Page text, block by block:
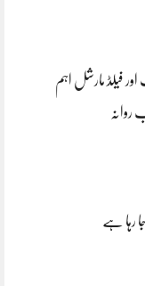
فیلڈ مارشل اہم
رہا ہے